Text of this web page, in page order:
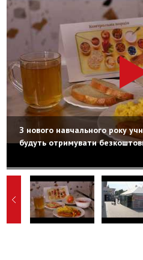
З нового навчального року
будуть отримувати